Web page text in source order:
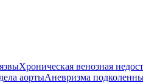
Хроническая венозная
аортыАневризма